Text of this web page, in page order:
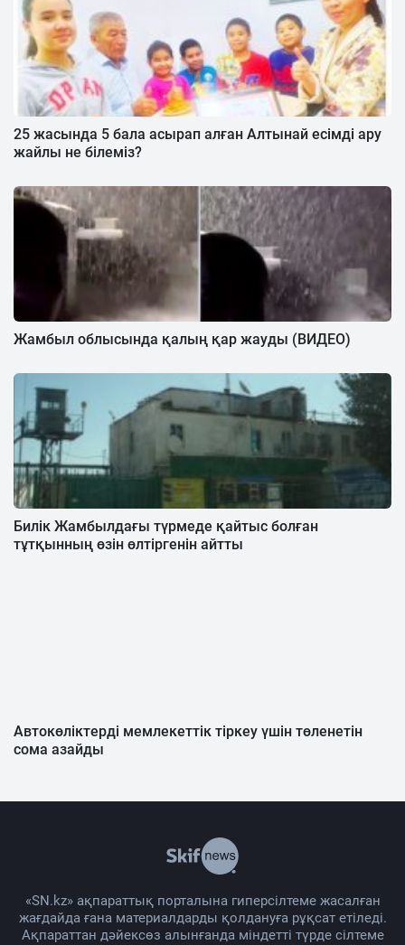
25 жасында 5 бала асырап алған Алтынай есімді ару
жайлы не білеміз?
Жамбыл облысында қалың қар жауды (ВИДЕО)
Билік Жамбылдағы түрмеде қайтыс болған
тұтқынның өзін өлтіргенін айтты
Автокөліктерді мемлекеттік тіркеу үшін төленетін
сома азайды
«SN.kz» ақпараттық порталына гиперсілтеме жасалған
жағдайда ғана материалдарды қолдануға рұқсат етіледі.
Ақпараттан дәйексөз алынғанда міндетті түрде сілтеме